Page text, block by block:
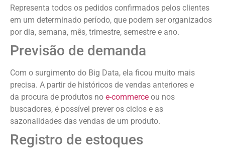
Representa todos os pedidos confirmados pelos clientes
em um determinado período, que podem ser organizados
por dia, semana, mês, trimestre, semestre e ano.
Previsão de demanda
Com o surgimento do Big Data, ela ficou muito mais
precisa. A partir de históricos de vendas anteriores e
da procura de produtos no e-commerce ou nos
buscadores, é possível prever os ciclos e as
sazonalidades das vendas de um produto.
Registro de estoques